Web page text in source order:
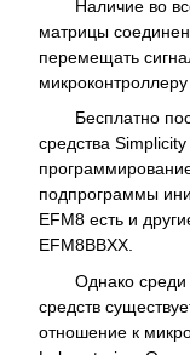
Наличие во
матрицы
перемещать
Бесплатно
средства
подпрограммы
EFM8 есть и
EFM8BBXX.
Однако среди
средств
отношение к